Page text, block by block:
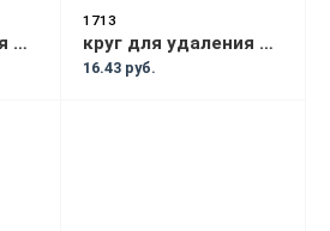
круг для удаления ржавчины APP диаметр 150
1713
круг для удаления ржавчины SICO диаметр 150мм
16.43 руб.